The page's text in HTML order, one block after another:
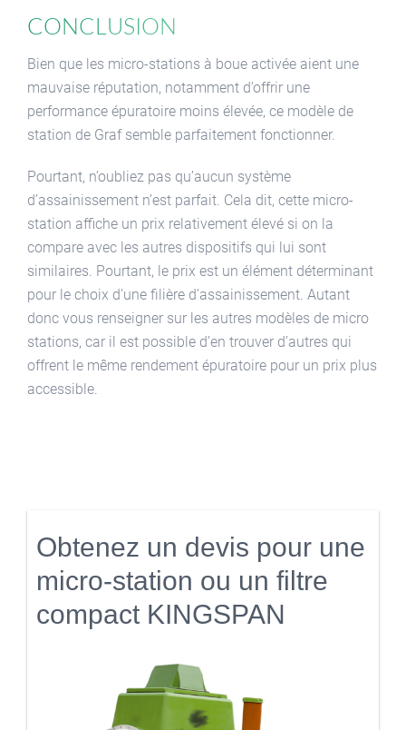
Conclusion
Bien que les micro-stations à boue activée aient une
mauvaise réputation, notamment d’offrir une
performance épuratoire moins élevée, ce modèle de
station de Graf semble parfaitement fonctionner.
Pourtant, n’oubliez pas qu’aucun système
d’assainissement n’est parfait. Cela dit, cette micro-
station affiche un prix relativement élevé si on la
compare avec les autres dispositifs qui lui sont
similaires. Pourtant, le prix est un élément déterminant
pour le choix d’une filière d’assainissement. Autant
donc vous renseigner sur les autres modèles de micro
stations, car il est possible d’en trouver d’autres qui
offrent le même rendement épuratoire pour un prix plus
accessible.
Obtenez un devis pour une
micro-station ou un filtre
compact KINGSPAN